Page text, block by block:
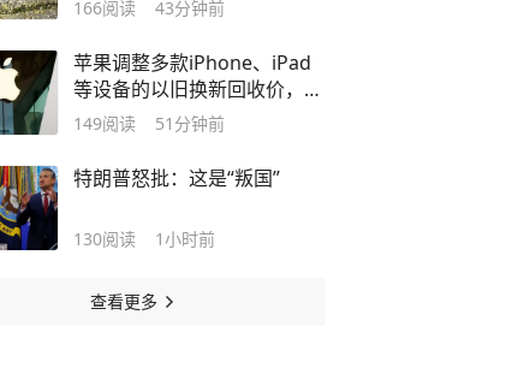
166阅读 43分钟前
苹果调整多款iPhone、iPad
等设备的以旧换新回收价，平
均涨幅6.6%，最高近30%
149阅读 51分钟前
特朗普怒批：这是“叛国”
130阅读 1小时前
查看更多